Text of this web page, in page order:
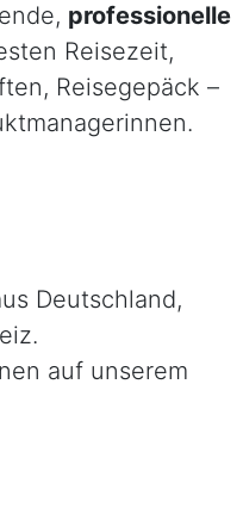
professionelle
Reisezeit,
Reisegepäck –
Deutschland,
auf unserem